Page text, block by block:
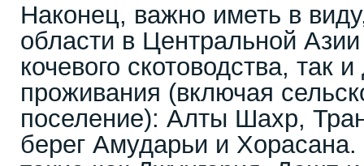
Наконец, важно иметь в
области в Центральной
кочевого скотоводства, так
проживания (включая
поселение): Алты Шахр,
берег Амударьи и Хорасана.